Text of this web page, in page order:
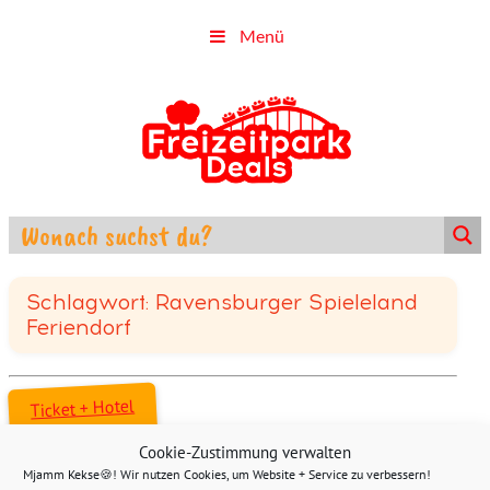
Cookie-Zustimmung verwalten
Mjamm Kekse🍪! Wir nutzen Cookies, um Website + Service zu verbessern!
Menü
Schlagwort: Ravensburger Spieleland
Feriendorf
Ticket + Hotel